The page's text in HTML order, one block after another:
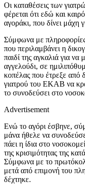
Οι καταθέσεις των
φέρεται ότι εδώ και
αγοράκι, που δίνει μάχη
Σύμφωνα με
που περιλαμβάνει η
παιδί της αγκαλιά για
αγγελούδι, σε
κοπέλας που έτρεξε από
γιατρού του ΕΚΑΒ να
το συνοδεύσει στο
Advertisement
Ενώ το αγόρι έσβηνε,
μάνα ήθελε να
πάει η ίδια στο
της κρισιμότητας της
Σύμφωνα με το
μετά από επιμονή του
δέχτηκε.